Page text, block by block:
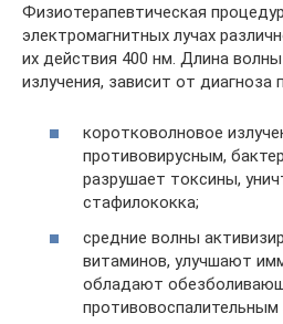
Физиотерапевтическая
электромагнитных лучах
их действия 400 нм. Длина
излучения, зависит от диагноза
коротковолновое
противовирусным,
разрушает токсины,
стафилококка;
средние волны
витаминов, улучшают
обладают